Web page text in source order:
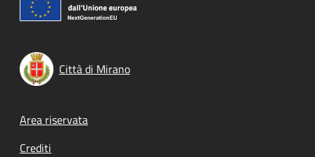
Città di Mirano
Footer menu
Area riservata
Crediti